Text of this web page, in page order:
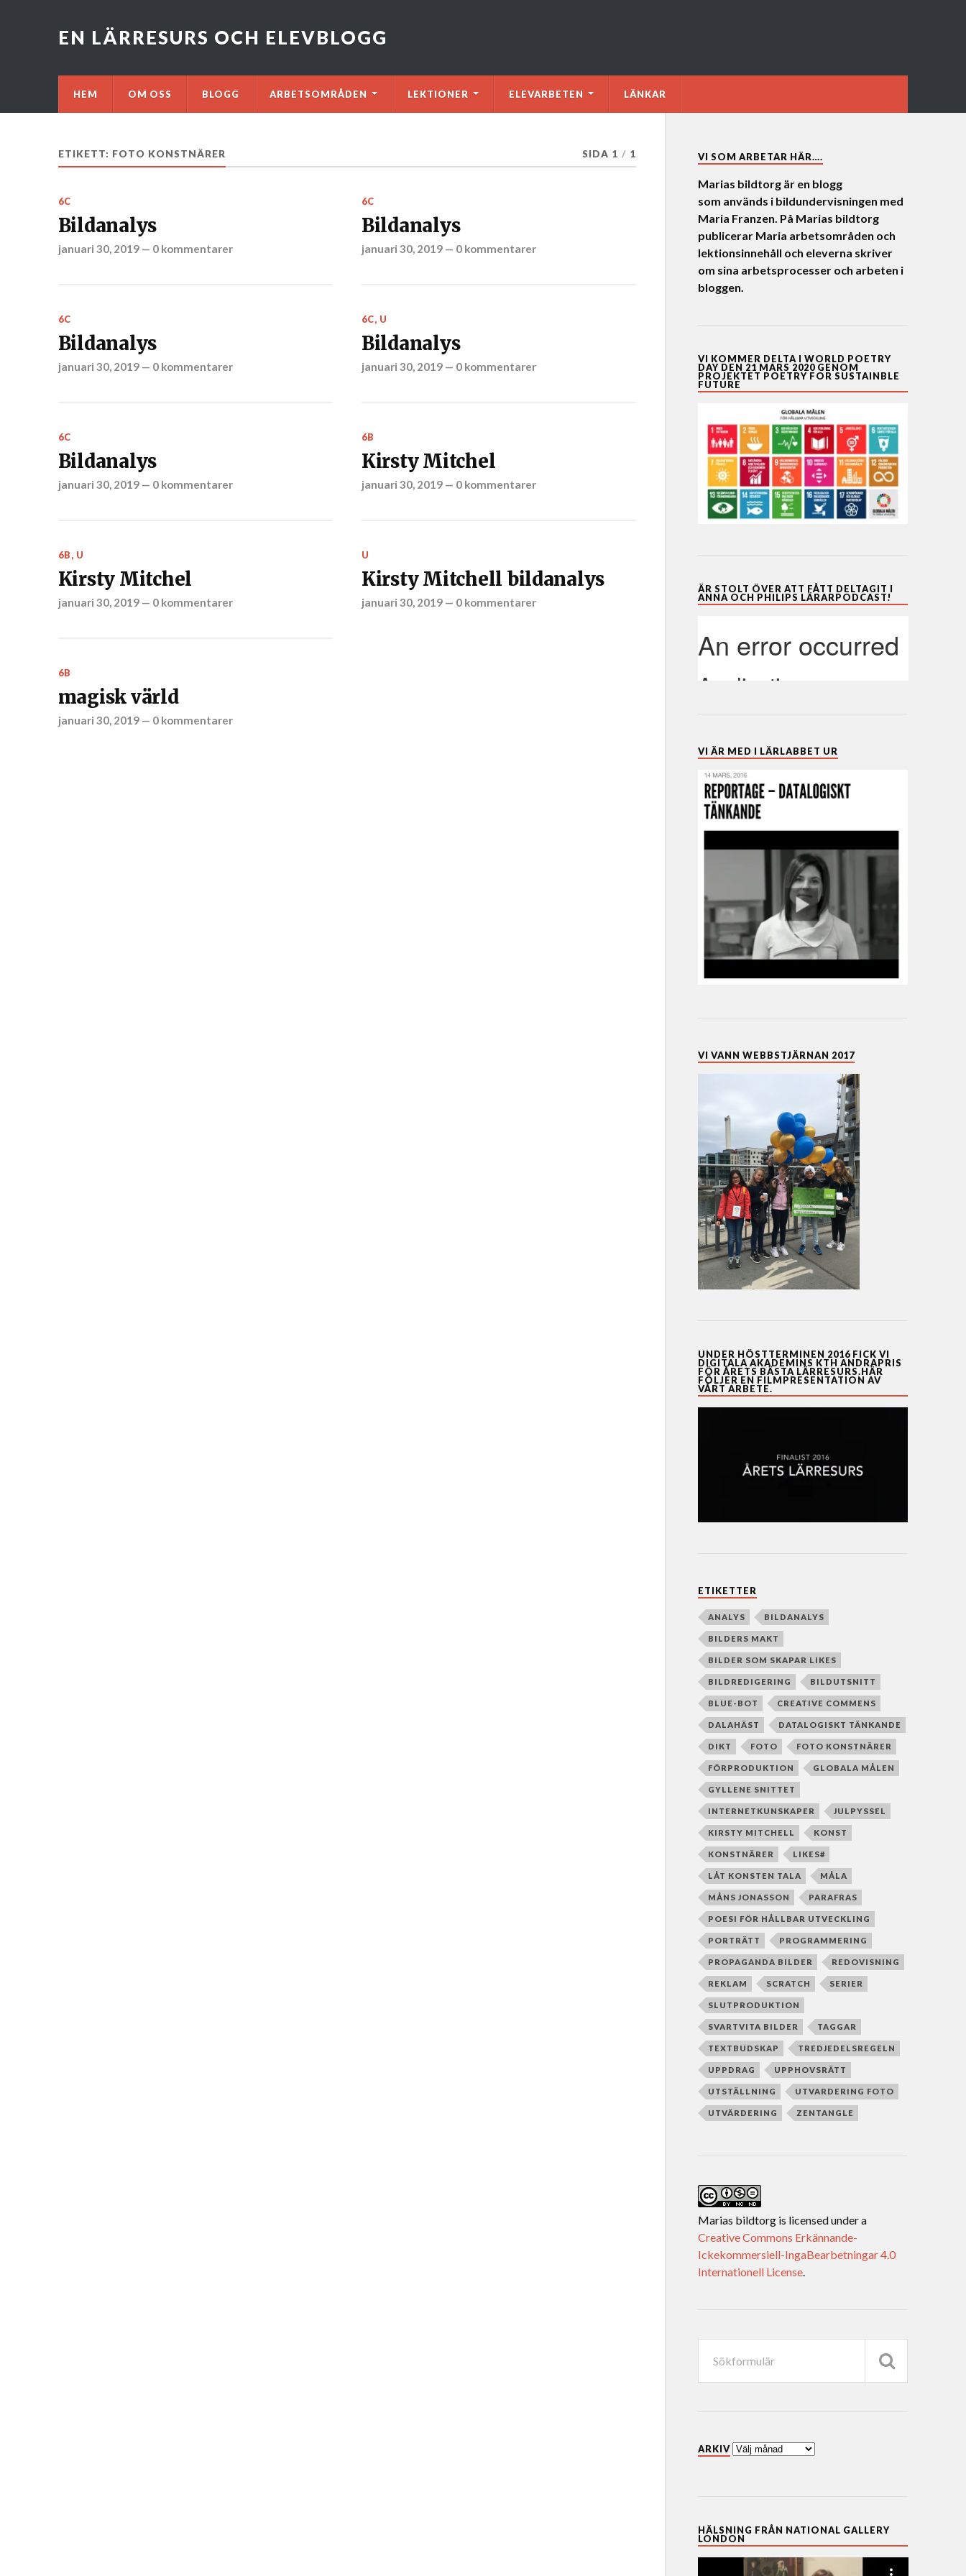
EN LÄRRESURS OCH ELEVBLOGG
HEM OM OSS BLOGG ARBETSOMRÅDEN LEKTIONER ELEVARBETEN LÄNKAR
ETIKETT: FOTO KONSTNÄRER SIDA 1 / 1
6C
Bildanalys
januari 30, 2019— 0 kommentarer
6C
Bildanalys
januari 30, 2019— 0 kommentarer
6C
Bildanalys
januari 30, 2019— 0 kommentarer
6C, U
Bildanalys
januari 30, 2019— 0 kommentarer
6C
Bildanalys
januari 30, 2019— 0 kommentarer
6B
Kirsty Mitchel
januari 30, 2019— 0 kommentarer
6B, U
Kirsty Mitchel
januari 30, 2019— 0 kommentarer
U
Kirsty Mitchell bildanalys
januari 30, 2019— 0 kommentarer
6B
magisk värld
januari 30, 2019— 0 kommentarer
VI SOM ARBETAR HÄR….
Marias bildtorg är en blogg
som används i bildundervisningen med
Maria Franzen. På Marias bildtorg
publicerar Maria arbetsområden och
lektionsinnehåll och eleverna skriver
om sina arbetsprocesser och arbeten i
bloggen.
VI KOMMER DELTA I WORLD POETRY
DAY DEN 21 MARS 2020 GENOM
PROJEKTET POETRY FOR SUSTAINBLE
FUTURE
ÄR STOLT ÖVER ATT FÅTT DELTAGIT I
ANNA OCH PHILIPS LÄRARPODCAST!
VI ÄR MED I LÄRLABBET UR
VI VANN WEBBSTJÄRNAN 2017
UNDER HÖSTTERMINEN 2016 FICK VI
DIGITALA AKADEMINS KTH ANDRAPRIS
FÖR ÅRETS BÄSTA LÄRRESURS.HÄR
FÖLJER EN FILMPRESENTATION AV
VÅRT ARBETE.
ETIKETTER
ANALYS BILDANALYS
BILDERS MAKT
BILDER SOM SKAPAR LIKES
BILDREDIGERING BILDUTSNITT
BLUE-BOT CREATIVE COMMENS
DALAHÄST DATALOGISKT TÄNKANDE
DIKT FOTO FOTO KONSTNÄRER
FÖRPRODUKTION GLOBALA MÅLEN
GYLLENE SNITTET
INTERNETKUNSKAPER JULPYSSEL
KIRSTY MITCHELL KONST
KONSTNÄRER LIKES#
LÅT KONSTEN TALA MÅLA
MÅNS JONASSON PARAFRAS
POESI FÖR HÅLLBAR UTVECKLING
PORTRÄTT PROGRAMMERING
PROPAGANDA BILDER REDOVISNING
REKLAM SCRATCH SERIER
SLUTPRODUKTION
SVARTVITA BILDER TAGGAR
TEXTBUDSKAP TREDJEDELSREGELN
UPPDRAG UPPHOVSRÄTT
UTSTÄLLNING UTVARDERING FOTO
UTVÄRDERING ZENTANGLE
Marias bildtorgis licensed under a
Creative Commons Erkännande-
Ickekommersiell-IngaBearbetningar 4.0
Internationell License.
ARKIV
HÄLSNING FRÅN NATIONAL GALLERY
LONDON
Videospelare